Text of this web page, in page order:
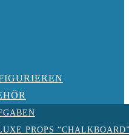
PROPS